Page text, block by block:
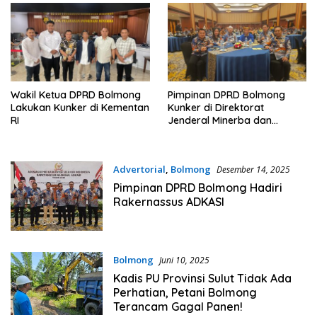
Wakil Ketua DPRD Bolmong
Lakukan Kunker di Kementan
RI
Pimpinan DPRD Bolmong
Kunker di Direktorat
Jenderal Minerba dan
Advertorial, Bolmong Desember 14, 2025
Pimpinan DPRD Bolmong Hadiri
Rakernassus ADKASI
Bolmong Juni 10, 2025
Kadis PU Provinsi Sulut Tidak Ada
Perhatian, Petani Bolmong
Terancam Gagal Panen!